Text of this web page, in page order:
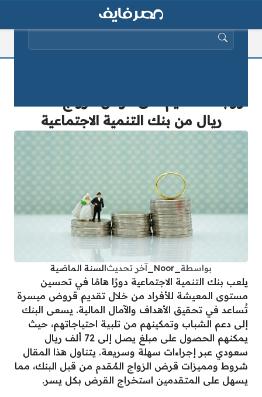
ريال من بنك التنمية الاجتماعية
بواسطة آخر تحديث السنة الماضية
يلعب بنك التنمية الاجتماعية دورًا هامًا في تحسين
مستوى المعيشة للأفراد من خلال تقديم قروض ميسرة
تُساعد في تحقيق الأهداف والآمال المالية. يسعى البنك
إلى دعم الشباب وتمكينهم من تلبية احتياجاتهم، حيث
يمكنهم الحصول على مبلغ يصل إلى 72 ألف ريال
سعودي عبر إجراءات سهلة وسريعة. يتناول هذا المقال
شروط ومميزات قرض الزواج المُقدم من قبل البنك، مما
يسهل على المتقدمين استخراج القرض بكل يسر.
البحث عن: